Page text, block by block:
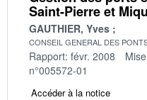
Saint-Pierre et
GAUTHIER, Yves
CONSEIL GENERAL DES
Rapport: févr. 2008
n°005572-01
Accéder à la notice